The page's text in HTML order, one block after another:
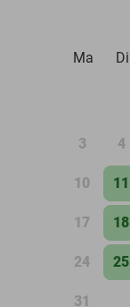
Ma
Di
3 4
10 11
17 18
24 25
31